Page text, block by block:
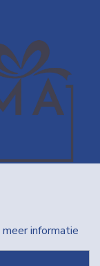
meer informatie